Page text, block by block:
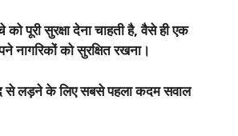
पूरी सुरक्षा देना चाहती है, वैसे ही एक
नागरिकों को सुरक्षित रखना।
लड़ने के लिए सबसे पहला कदम सवाल